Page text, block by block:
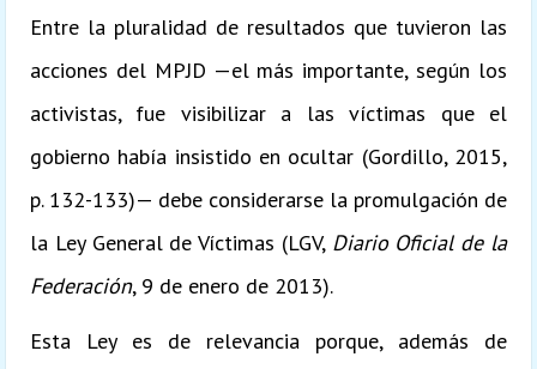
Entre la pluralidad de resultados que tuvieron las
acciones del MPJD —el más importante, según los
activistas, fue visibilizar a las víctimas que el
gobierno había insistido en ocultar (Gordillo, 2015,
p. 132-133)— debe considerarse la promulgación de
la Ley General de Víctimas (LGV, Diario Oficial de la
Federación, 9 de enero de 2013).
Esta Ley es de relevancia porque, además de